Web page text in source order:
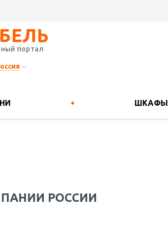
портал
ШКАФЫ
РОССИИ